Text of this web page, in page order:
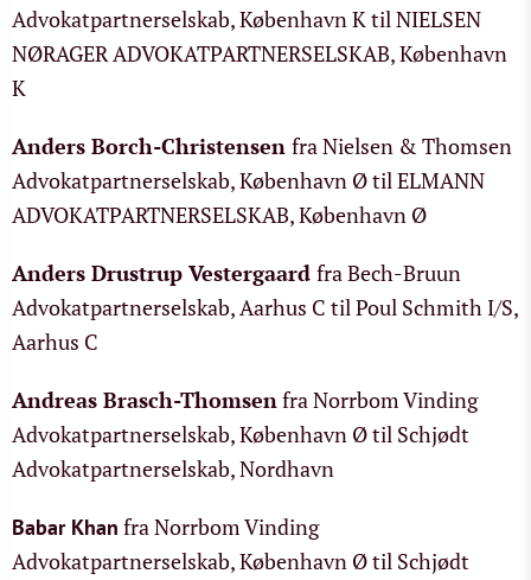
Advokatpartnerselskab, København K til NIELSEN
NØRAGER ADVOKATPARTNERSELSKAB, København
K
Anders Borch-Christensen fra Nielsen & Thomsen
Advokatpartnerselskab, København Ø til ELMANN
ADVOKATPARTNERSELSKAB, København Ø
Anders Drustrup Vestergaard fra Bech-Bruun
Advokatpartnerselskab, Aarhus C til Poul Schmith I/S,
Aarhus C
Andreas Brasch-Thomsenfra Norrbom Vinding
Advokatpartnerselskab, København Ø til Schjødt
Advokatpartnerselskab, Nordhavn
Babar Khan fra Norrbom Vinding
Advokatpartnerselskab, København Ø til Schjødt